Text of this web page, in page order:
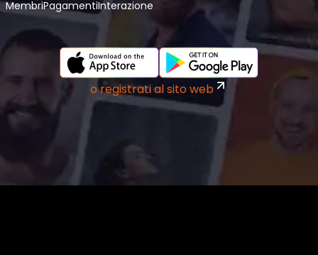
MembriPagamentiInterazione
o registrati al sito web